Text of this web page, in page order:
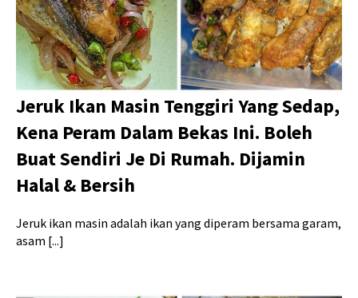
Jeruk Ikan Masin Tenggiri Yang Sedap,
Kena Peram Dalam Bekas Ini. Boleh
Buat Sendiri Je Di Rumah. Dijamin
Halal & Bersih
Jeruk ikan masin adalah ikan yang diperam bersama garam,
asam [...]